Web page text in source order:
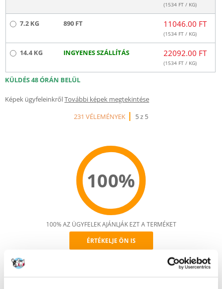
(1534 FT / KG)
7.2 KG 890 FT 11046.00 FT
(1534 FT / KG)
14.4 KG INGYENES SZÁLLÍTÁS 22092.00 FT
(1534 FT / KG)
KÜLDÉS 48 ÓRÁN BELÜL
Képek ügyfeleinkrőlTovábbi képek megtekintése
231 VÉLEMÉNYEK
5 z 5
100%
Recommend
100% AZ ÜGYFELEK AJÁNLJÁK EZT A TERMÉKET
ÉRTÉKELJE ÖN IS
Leírás